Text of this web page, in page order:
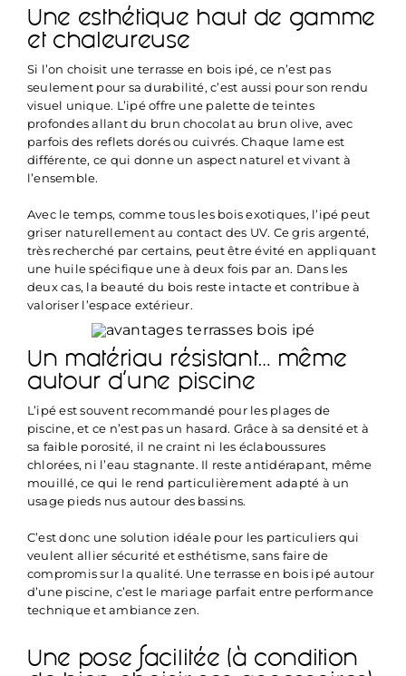
Une esthétique haut de gamme
et chaleureuse
Si l’on choisit une terrasse en bois ipé, ce n’est pas
seulement pour sa durabilité, c’est aussi pour son rendu
visuel unique. L’ipé offre une palette de teintes
profondes allant du brun chocolat au brun olive, avec
parfois des reflets dorés ou cuivrés. Chaque lame est
différente, ce qui donne un aspect naturel et vivant à
l’ensemble.
Avec le temps, comme tous les bois exotiques, l’ipé peut
griser naturellement au contact des UV. Ce gris argenté,
très recherché par certains, peut être évité en appliquant
une huile spécifique une à deux fois par an. Dans les
deux cas, la beauté du bois reste intacte et contribue à
valoriser l’espace extérieur.
Un matériau résistant… même
autour d’une piscine
L’ipé est souvent recommandé pour les plages de
piscine, et ce n’est pas un hasard. Grâce à sa densité et à
sa faible porosité, il ne craint ni les éclaboussures
chlorées, ni l’eau stagnante. Il reste antidérapant, même
mouillé, ce qui le rend particulièrement adapté à un
usage pieds nus autour des bassins.
C’est donc une solution idéale pour les particuliers qui
veulent allier sécurité et esthétisme, sans faire de
compromis sur la qualité. Une terrasse en bois ipé autour
d’une piscine, c’est le mariage parfait entre performance
technique et ambiance zen.
Une pose facilitée (à condition